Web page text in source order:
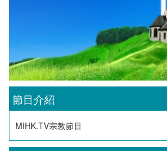
節目介紹
MIHK.TV宗教節目